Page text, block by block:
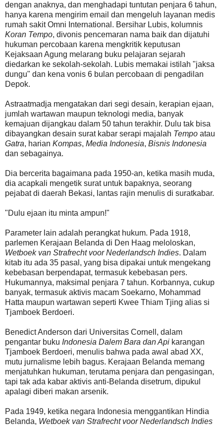
dengan anaknya, dan menghadapi tuntutan penjara 6 tahun,
hanya karena mengirim email dan mengeluh layanan medis
rumah sakit Omni International. Bersihar Lubis, kolumnis
Koran Tempo, divonis pencemaran nama baik dan dijatuhi
hukuman percobaan karena mengkritik keputusan
Kejaksaan Agung melarang buku pelajaran sejarah
diedarkan ke sekolah-sekolah. Lubis memakai istilah "jaksa
dungu" dan kena vonis 6 bulan percobaan di pengadilan
Depok.
Astraatmadja mengatakan dari segi desain, kerapian ejaan,
jumlah wartawan maupun teknologi media, banyak
kemajuan dijangkau dalam 50 tahun terakhir. Dulu tak bisa
dibayangkan desain surat kabar serapi majalah Tempo atau
Gatra, harian Kompas, Media Indonesia, Bisnis Indonesia
dan sebagainya.
Dia bercerita bagaimana pada 1950-an, ketika masih muda,
dia acapkali mengetik surat untuk bapaknya, seorang
pejabat di daerah Bekasi, lantas rajin menulis di suratkabar.
"Dulu ejaan itu minta ampun!"
Parameter lain adalah perangkat hukum. Pada 1918,
parlemen Kerajaan Belanda di Den Haag meloloskan,
Wetboek van Strafrecht voor Nederlandsch Indies. Dalam
kitab itu ada 35 pasal, yang bisa dipakai untuk mengekang
kebebasan berpendapat, termasuk kebebasan pers.
Hukumannya, maksimal penjara 7 tahun. Korbannya, cukup
banyak, termasuk aktivis macam Soekarno, Mohammad
Hatta maupun wartawan seperti Kwee Thiam Tjing alias si
Tjamboek Berdoeri.
Benedict Anderson dari Universitas Cornell, dalam
pengantar buku Indonesia Dalem Bara dan Api karangan
Tjamboek Berdoeri, menulis bahwa pada awal abad XX,
mutu jurnalisme lebih bagus. Kerajaan Belanda memang
menjatuhkan hukuman, terutama penjara dan pengasingan,
tapi tak ada kabar aktivis anti-Belanda disetrum, dipukul
apalagi diberi makan arsenik.
Pada 1949, ketika negara Indonesia menggantikan Hindia
Belanda, Wetboek van Strafrecht voor Nederlandsch Indies